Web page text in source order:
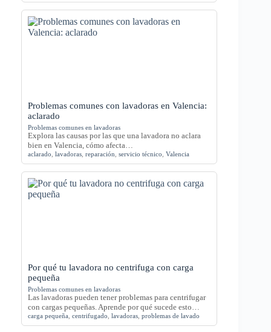
Problemas comunes con lavadoras en Valencia:
aclarado
Problemas comunes en lavadoras
Explora las causas por las que una lavadora no aclara
bien en Valencia, cómo afecta…
aclarado lavadoras reparación servicio técnico Valencia
Por qué tu lavadora no centrifuga con carga
pequeña
Problemas comunes en lavadoras
Las lavadoras pueden tener problemas para centrifugar
con cargas pequeñas. Aprende por qué sucede esto…
carga pequeña centrifugado lavadoras problemas de lavado